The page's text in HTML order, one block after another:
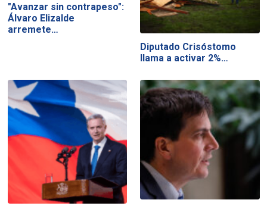
"Avanzar sin contrapeso":
Álvaro Elizalde
arremete…
Diputado Crisóstomo
llama a activar 2%…